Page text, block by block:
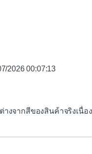
2026 00:07:13
งจากสีของสินค้าจริงเนื่